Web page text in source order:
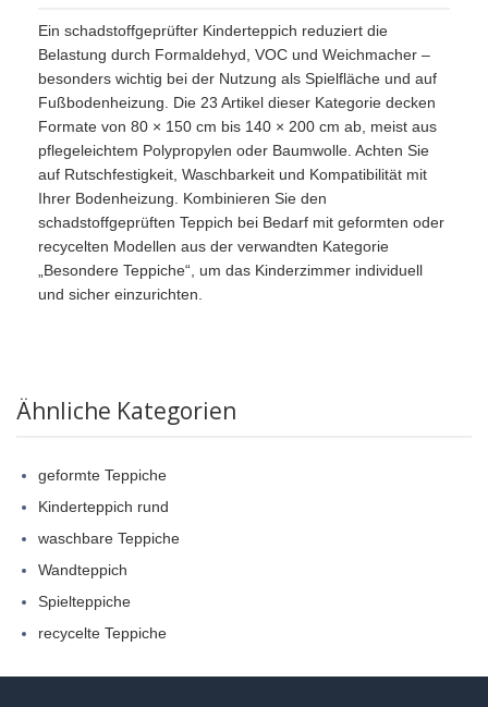
Ein schadstoffgeprüfter Kinderteppich reduziert die
Belastung durch Formaldehyd, VOC und Weichmacher –
besonders wichtig bei der Nutzung als Spielfläche und auf
Fußbodenheizung. Die 23 Artikel dieser Kategorie decken
Formate von 80 × 150 cm bis 140 × 200 cm ab, meist aus
pflegeleichtem Polypropylen oder Baumwolle. Achten Sie
auf Rutschfestigkeit, Waschbarkeit und Kompatibilität mit
Ihrer Bodenheizung. Kombinieren Sie den
schadstoffgeprüften Teppich bei Bedarf mit geformten oder
recycelten Modellen aus der verwandten Kategorie
„Besondere Teppiche“, um das Kinderzimmer individuell
und sicher einzurichten.
Ähnliche Kategorien
geformte Teppiche
Kinderteppich rund
waschbare Teppiche
Wandteppich
Spielteppiche
recycelte Teppiche